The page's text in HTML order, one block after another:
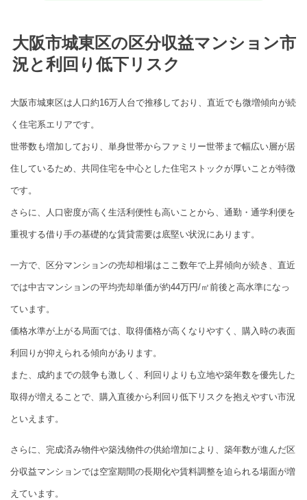
大阪市城東区の区分収益マンション市
況と利回り低下リスク
大阪市城東区は人口約16万人台で推移しており、直近でも微増傾向が続
く住宅系エリアです。
世帯数も増加しており、単身世帯からファミリー世帯まで幅広い層が居
住しているため、共同住宅を中心とした住宅ストックが厚いことが特徴
です。
さらに、人口密度が高く生活利便性も高いことから、通勤・通学利便を
重視する借り手の基礎的な賃貸需要は底堅い状況にあります。
一方で、区分マンションの売却相場はここ数年で上昇傾向が続き、直近
では中古マンションの平均売却単価が約44万円/㎡前後と高水準になっ
ています。
価格水準が上がる局面では、取得価格が高くなりやすく、購入時の表面
利回りが抑えられる傾向があります。
また、成約までの競争も激しく、利回りよりも立地や築年数を優先した
取得が増えることで、購入直後から利回り低下リスクを抱えやすい市況
といえます。
さらに、完成済み物件や築浅物件の供給増加により、築年数が進んだ区
分収益マンションでは空室期間の長期化や賃料調整を迫られる場面が増
えています。